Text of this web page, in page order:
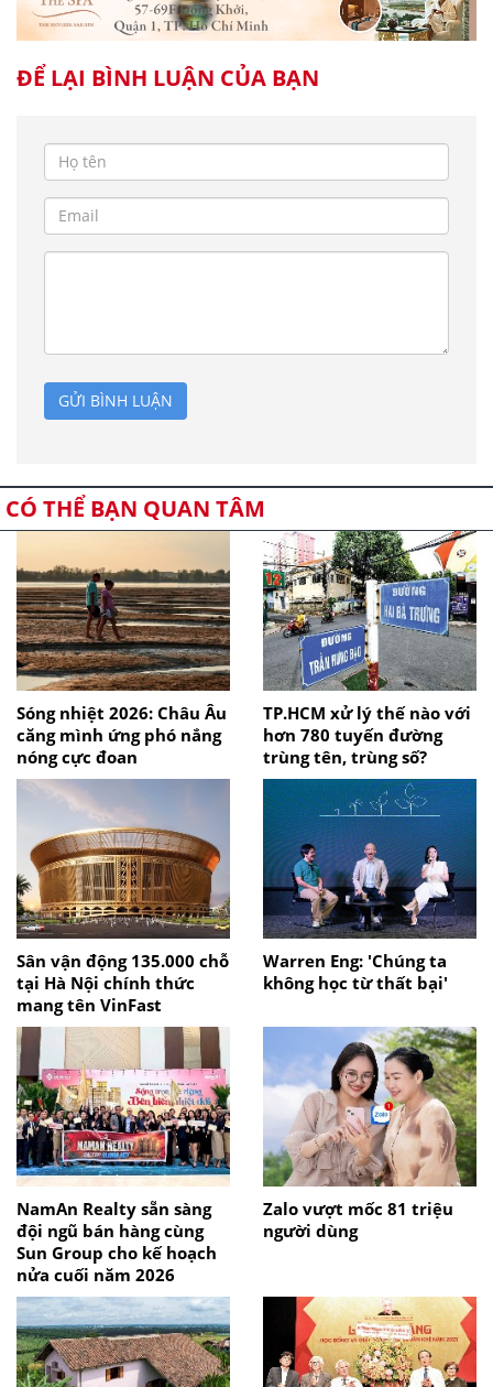
ĐỂ LẠI BÌNH LUẬN CỦA BẠN
GỬI BÌNH LUẬN
CÓ THỂ BẠN QUAN TÂM
Sóng nhiệt 2026: Châu Âu
căng mình ứng phó nắng
nóng cực đoan
TP.HCM xử lý thế nào với
hơn 780 tuyến đường
trùng tên, trùng số?
Sân vận động 135.000 chỗ
tại Hà Nội chính thức
mang tên VinFast
Warren Eng: 'Chúng ta
không học từ thất bại'
NamAn Realty sẵn sàng
đội ngũ bán hàng cùng
Sun Group cho kế hoạch
nửa cuối năm 2026
Zalo vượt mốc 81 triệu
người dùng